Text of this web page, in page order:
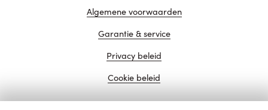
Algemene voorwaarden
Garantie & service
Privacy beleid
Cookie beleid